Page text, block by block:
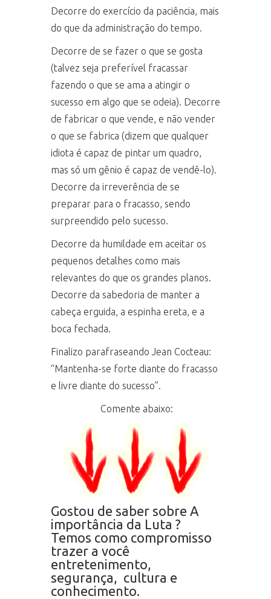
Decorre do exercício da paciência, mais
do que da administração do tempo.
Decorre de se fazer o que se gosta
(talvez seja preferível fracassar
fazendo o que se ama a atingir o
sucesso em algo que se odeia). Decorre
de fabricar o que vende, e não vender
o que se fabrica (dizem que qualquer
idiota é capaz de pintar um quadro,
mas só um gênio é capaz de vendê-lo).
Decorre da irreverência de se
preparar para o fracasso, sendo
surpreendido pelo sucesso.
Decorre da humildade em aceitar os
pequenos detalhes como mais
relevantes do que os grandes planos.
Decorre da sabedoria de manter a
cabeça erguida, a espinha ereta, e a
boca fechada.
Finalizo parafraseando Jean Cocteau:
“Mantenha-se forte diante do fracasso
e livre diante do sucesso”.
Comente abaixo:
Gostou de saber sobre A
importância da Luta ?
Temos como compromisso
trazer a você
entretenimento,
segurança, cultura e
conhecimento.